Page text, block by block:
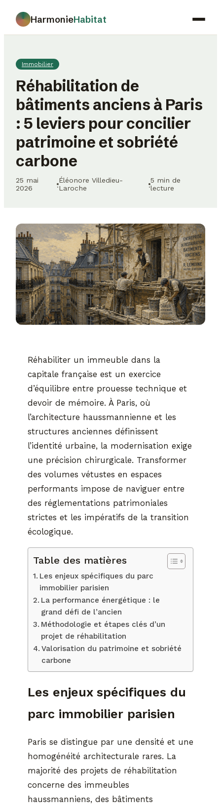
HarmonieHabitat
Déco
Jardinage
Immobilier
Gastronomie
Immobilier
Réhabilitation de
bâtiments anciens à Paris
: 5 leviers pour concilier
patrimoine et sobriété
carbone
25 mai
2026
·
Éléonore Villedieu-
Laroche
·
5 min de
lecture
Réhabiliter un immeuble dans la
capitale française est un exercice
d’équilibre entre prouesse technique et
devoir de mémoire. À Paris, où
l’architecture haussmannienne et les
structures anciennes définissent
l’identité urbaine, la modernisation exige
une précision chirurgicale. Transformer
des volumes vétustes en espaces
performants impose de naviguer entre
des réglementations patrimoniales
strictes et les impératifs de la transition
écologique.
Table des matières
Les enjeux spécifiques du parc
immobilier parisien
La performance énergétique : le
grand défi de l’ancien
Méthodologie et étapes clés d’un
projet de réhabilitation
Valorisation du patrimoine et sobriété
carbone
Les enjeux spécifiques du
parc immobilier parisien
Paris se distingue par une densité et une
homogénéité architecturale rares. La
majorité des projets de réhabilitation
concerne des immeubles
haussmanniens, des bâtiments